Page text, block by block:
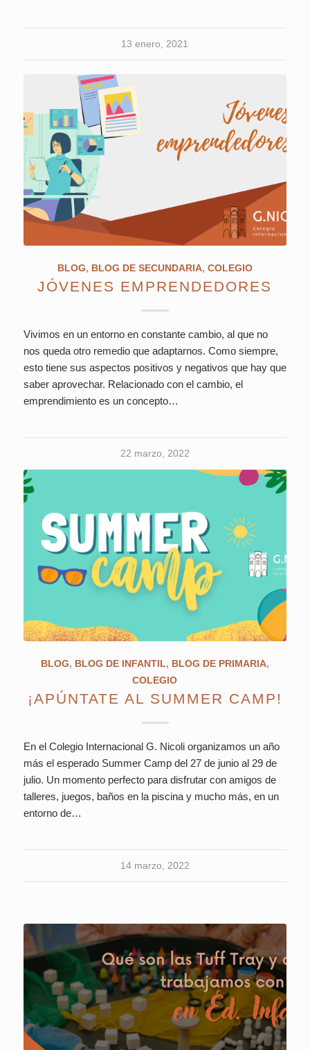
13 enero, 2021
BLOG, BLOG DE SECUNDARIA, COLEGIO
JÓVENES EMPRENDEDORES
Vivimos en un entorno en constante cambio, al que no
nos queda otro remedio que adaptarnos. Como siempre,
esto tiene sus aspectos positivos y negativos que hay que
saber aprovechar. Relacionado con el cambio, el
emprendimiento es un concepto…
22 marzo, 2022
BLOG, BLOG DE INFANTIL, BLOG DE PRIMARIA,
COLEGIO
¡APÚNTATE AL SUMMER CAMP!
En el Colegio Internacional G. Nicoli organizamos un año
más el esperado Summer Camp del 27 de junio al 29 de
julio. Un momento perfecto para disfrutar con amigos de
talleres, juegos, baños en la piscina y mucho más, en un
entorno de…
14 marzo, 2022